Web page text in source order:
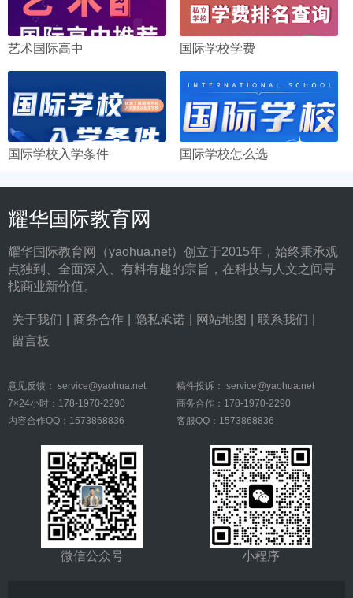
艺术国际高中 国际学校学费
国际学校入学条件 国际学校怎么选
耀华国际教育网
耀华国际教育网（yaohua.net）创立于2015年，始终秉承观
点独到、全面深入、有料有趣的宗旨，在科技与人文之间寻
找商业新价值。
关于我们 商务合作 隐私承诺 网站地图 联系我们
留言板
意见反馈： service@yaohua.net 稿件投诉： service@yaohua.net
7×24小时：178-1970-2290
商务合作：178-1970-2290
内容合作QQ：1573868836
客服QQ：1573868836
微信公众号 小程序